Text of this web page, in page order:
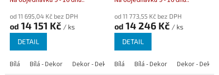
od 11 695,04 Kč bez DPH
od 14 151 Kč / ks
DETAIL
Bílá Bílá - Dekor Dekor - Dekor Bílá - Antracit Bílá - Zlatý dub
od 11 773,55 Kč bez DPH
od 14 246 Kč / ks
DETAIL
Bílá Bílá - Dekor Dekor - Dekor